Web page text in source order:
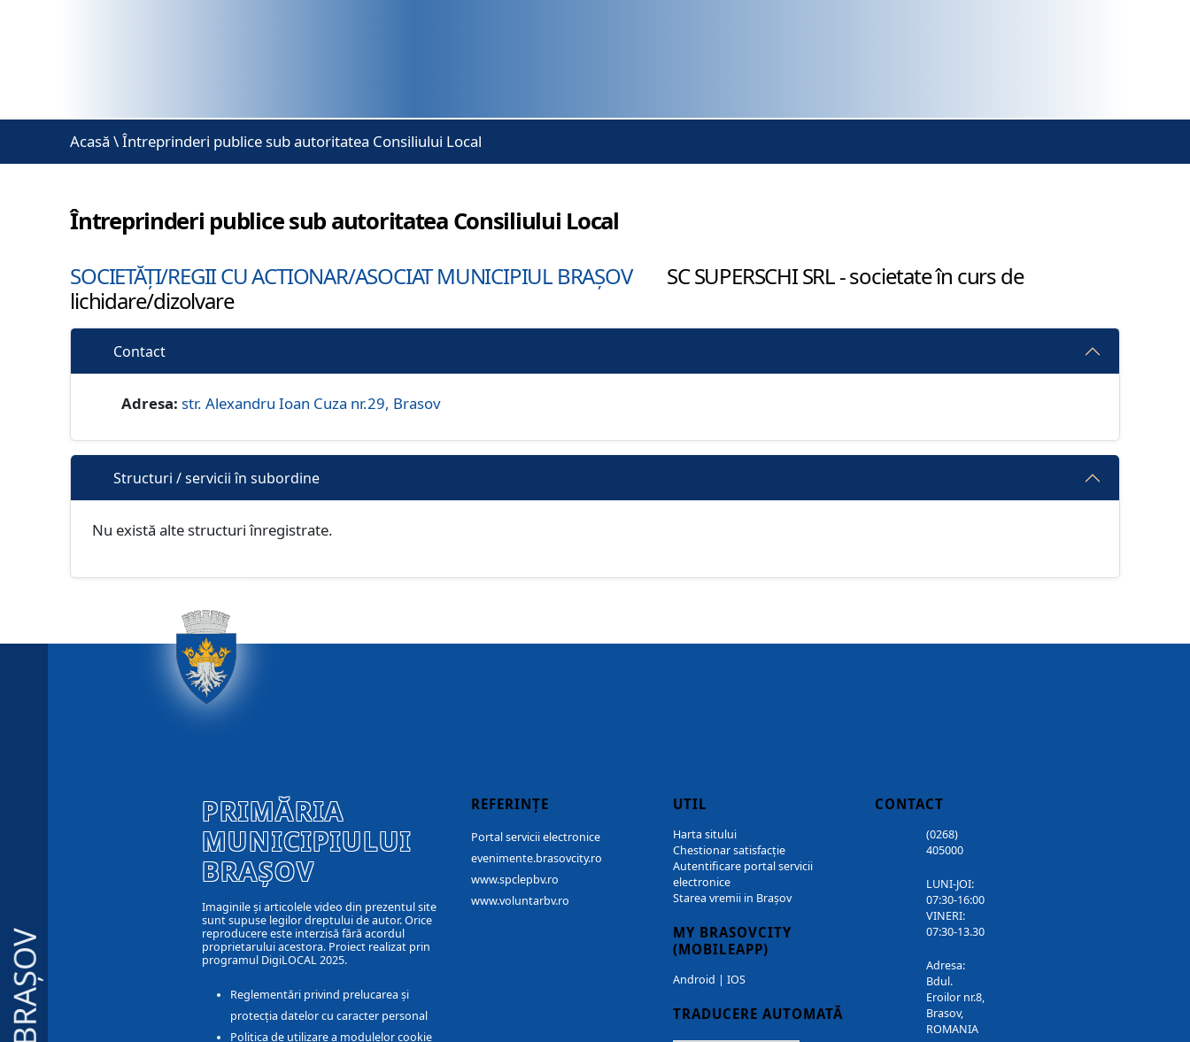
Acasă \Întreprinderi publice sub autoritatea Consiliului Local
Întreprinderi publice sub autoritatea Consiliului Local
SOCIETĂȚI/REGII CU ACTIONAR/ASOCIAT MUNICIPIUL BRAȘOV
SC SUPERSCHI SRL - societate în curs de
lichidare/dizolvare
Contact
Adresa: str. Alexandru Ioan Cuza nr.29, Brasov
Structuri / servicii în subordine
Nu există alte structuri înregistrate.
BRAȘOV
PRIMĂRIA
MUNICIPIULUI
BRAȘOV
Imaginile și articolele video din prezentul site
sunt supuse legilor dreptului de autor. Orice
reproducere este interzisă fără acordul
proprietarului acestora. Proiect realizat prin
programul DigiLOCAL 2025.
Reglementări privind prelucarea și
protecția datelor cu caracter personal
Politica de utilizare a modulelor cookie
REFERINȚE
Portal servicii electronice
evenimente.brasovcity.ro
www.spclepbv.ro
www.voluntarbv.ro
UTIL
Harta sitului
Chestionar satisfacție
Autentificare portal servicii
electronice
Starea vremii in Brașov
MY BRASOVCITY
(MOBILEAPP)
Android | IOS
TRADUCERE AUTOMATĂ
CONTACT
(0268)
405000
LUNI-JOI:
07:30-16:00
VINERI:
07:30-13.30
Adresa:
Bdul.
Eroilor nr.8,
Brasov,
ROMANIA